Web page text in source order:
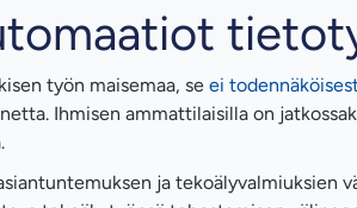
työn maisemaa, se ei
Ihmisen ammattilaisilla on
ja tekoälyvalmiuksien